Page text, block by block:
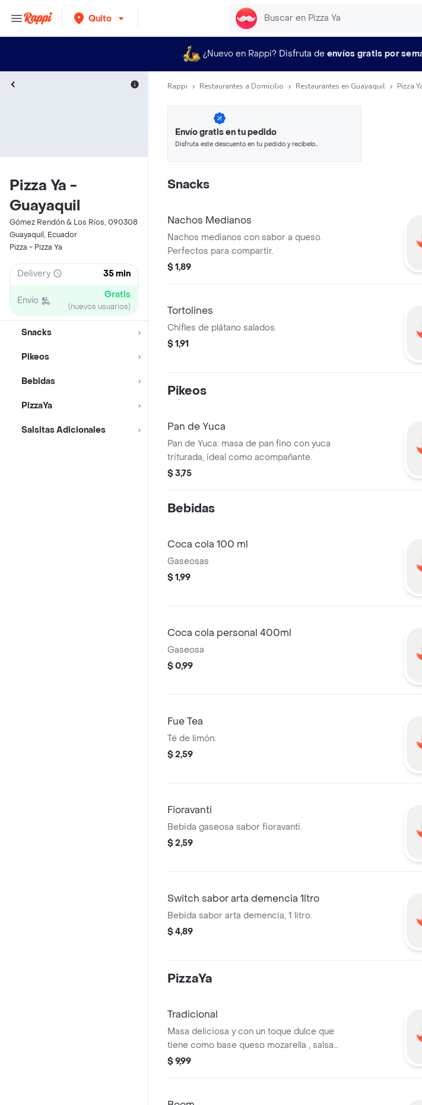
Quito
¿Nuevo en Rappi? Disfruta de envíos gratis por
Pizza Ya -
Guayaquil
Gómez Rendón & Los Ríos, 090308
Guayaquil, Ecuador
Pizza - Pizza Ya
Delivery 35 min
Envío Gratis
(nuevos usuarios)
Snacks
Pikeos
Bebidas
PizzaYa
Salsitas Adicionales
Rappi Restaurantes a Domicilio Restaurantes en Guayaquil Pizza
Envío gratis en tu pedido
Disfruta este descuento en tu pedido y recíbelo
Snacks
Nachos Medianos
Nachos medianos con sabor a queso.
Perfectos para compartir.
$ 1,89
Tortolines
Chifles de plátano salados.
$ 1,91
Pikeos
Pan de Yuca
Pan de Yuca: masa de pan fino con yuca
triturada, ideal como acompañante.
$ 3,75
Bebidas
Coca cola 100 ml
Gaseosas
$ 1,99
Coca cola personal 400ml
Gaseosa
$ 0,99
Fue Tea
Té de limón.
$ 2,59
Fioravanti
Bebida gaseosa sabor fioravanti.
$ 2,59
Switch sabor arta demencia 1ltro
Bebida sabor arta demencia, 1 litro.
$ 4,89
PizzaYa
Tradicional
Masa deliciosa y con un toque dulce que
tiene como base queso mozarella , salsa
al gusto con pepperoni o jamón a su
$ 9,99